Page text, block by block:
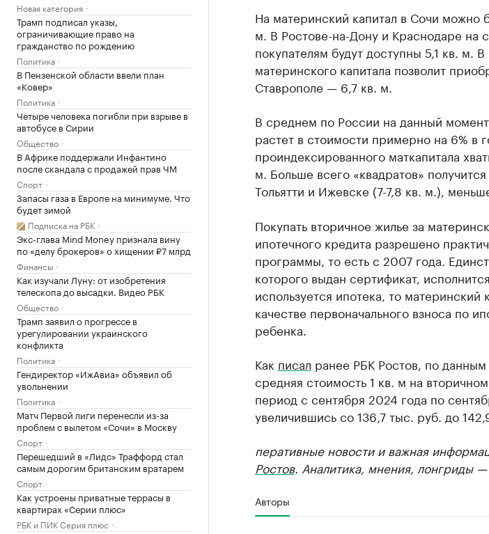
Новая категория
Трамп подписал указы,
ограничивающие право на
гражданство по рождению
Политика
В Пензенской области ввели план
«Ковер»
Политика
Четыре человека погибли при взрыве в
автобусе в Сирии
Общество
В Африке поддержали Инфантино
после скандала с продажей прав ЧМ
Спорт
Запасы газа в Европе на минимуме. Что
будет зимой
Подписка на РБК
Экс-глава Mind Money признала вину
по «делу брокеров» о хищении ₽7 млрд
Финансы
Как изучали Луну: от изобретения
телескопа до высадки. Видео РБК
Общество
Трамп заявил о прогрессе в
урегулировании украинского
конфликта
Политика
Гендиректор «ИжАвиа» объявил об
увольнении
Политика
Матч Первой лиги перенесли из-за
проблем с вылетом «Сочи» в Москву
Спорт
Перешедший в «Лидс» Траффорд стал
самым дорогим британским вратарем
Спорт
Как устроены приватные террасы в
квартирах «Серии плюс»
РБК и ПИК Серия плюс
На материнский капитал в Сочи можно
м. В Ростове-на-Дону и Краснодаре на
покупателям будут доступны 5,1 кв. м.
материнского капитала позволит
Ставрополе — 6,7 кв. м.
В среднем по России на данный
растет в стоимости примерно на 6% в
проиндексированного маткапитала
м. Больше всего «квадратов» получится
Тольятти и Ижевске (7-7,8 кв. м.),
Покупать вторичное жилье за
ипотечного кредита разрешено
программы, то есть с 2007 года.
которого выдан сертификат,
используется ипотека, то материнский
качестве первоначального взноса по
ребенка.
Как писал ранее РБК Ростов, по данным
средняя стоимость 1 кв. м на
период с сентября 2024 года по
увеличившись со 136,7 тыс. руб. до
перативные новости и важная
Ростов. Аналитика, мнения, лонгриды
Авторы